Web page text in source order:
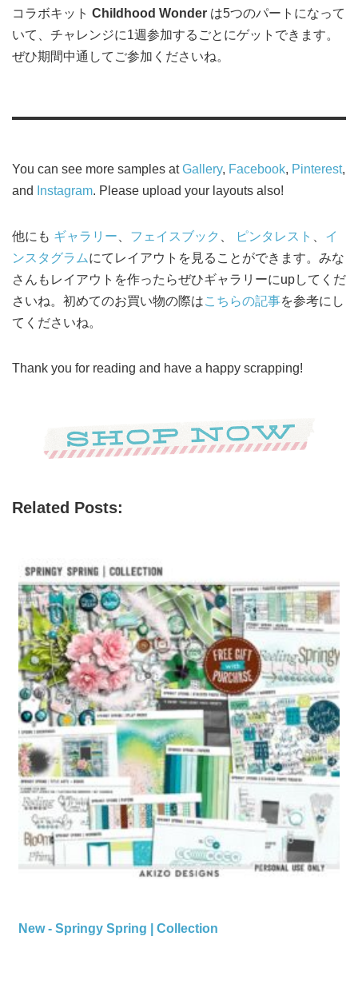
コラボキット Childhood Wonder は5つのパートになって
いて、チャレンジに1週参加するごとにゲットできます。
ぜひ期間中通してご参加くださいね。
You can see more samples atGallery, Facebook, Pinterest,
and
Instagram. Please upload your layouts also!
他にも ギャラリー フェイスブック ピンタレスト
イ
ンスタグラムにてレイアウトを見ることができます。みな
さんもレイアウトを作ったらぜひギャラリーにupしてくだ
さいね。初めてのお買い物の際はこちらの記事を参考にし
てくださいね。
Thank you for reading and have a happy scrapping!
Related Posts:
New - Springy Spring | Collection